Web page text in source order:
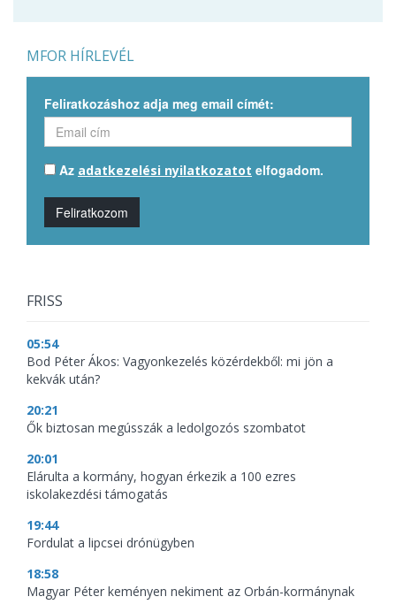
MFOR HÍRLEVÉL
Feliratkozáshoz adja meg email címét:
Az adatkezelési nyilatkozatot elfogadom.
Feliratkozom
FRISS
05:54
Bod Péter Ákos: Vagyonkezelés közérdekből: mi jön a
kekvák után?
20:21
Ők biztosan megússzák a ledolgozós szombatot
20:01
Elárulta a kormány, hogyan érkezik a 100 ezres
iskolakezdési támogatás
19:44
Fordulat a lipcsei drónügyben
18:58
Magyar Péter keményen nekiment az Orbán-kormánynak